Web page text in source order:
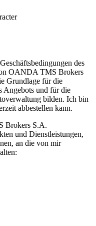
des
OANDA TMS Brokers
Grundlage für die
Angebots und für die
bilden. Ich bin
abbestellen kann.
Brokers S.A.
und Dienstleistungen,
an die von mir